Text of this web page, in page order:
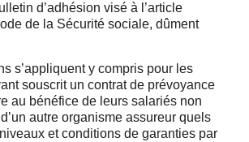
d’adhésion visé à l’article
de la Sécurité sociale, dûment
s’appliquent y compris pour les
souscrit un contrat de prévoyance
au bénéfice de leurs salariés non
autre organisme assureur quels
et conditions de garanties par